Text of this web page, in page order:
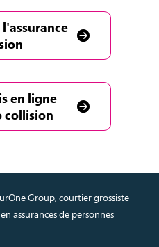
l'assurance
en ligne
collision
Group, courtier grossiste
assurances de personnes